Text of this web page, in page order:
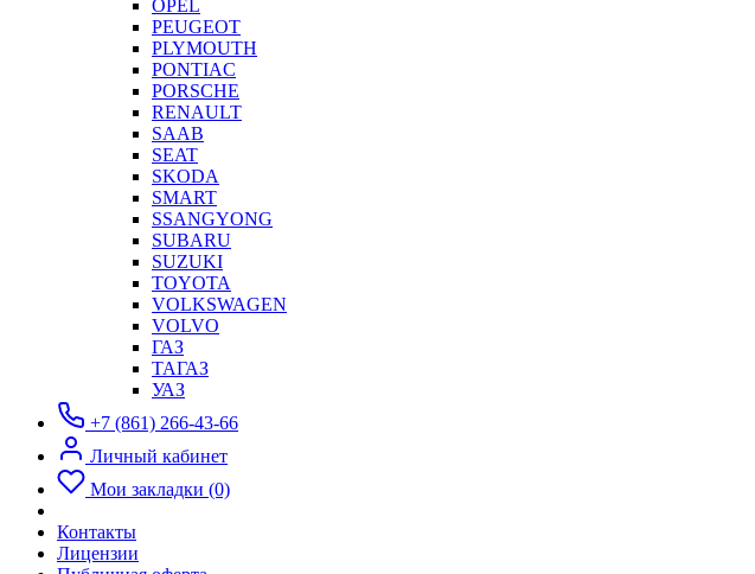
OPEL
PEUGEOT
PLYMOUTH
PONTIAC
PORSCHE
RENAULT
SAAB
SEAT
SKODA
SMART
SSANGYONG
SUBARU
SUZUKI
TOYOTA
VOLKSWAGEN
VOLVO
ГАЗ
ТАГАЗ
УАЗ
+7 (861) 266-43-66
Личный кабинет
Мои закладки (0)
Контакты
Лицензии